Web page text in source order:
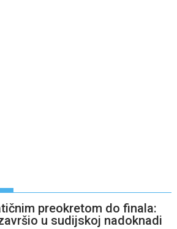
preokretom do finala:
u sudijskoj nadoknadi